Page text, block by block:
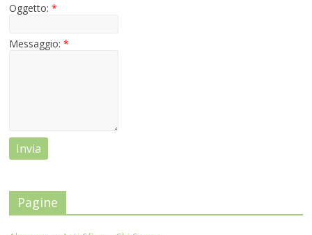
Oggetto:*
Messaggio:*
Pagine